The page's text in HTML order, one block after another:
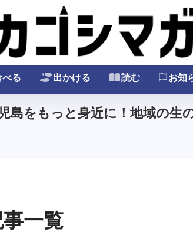
べる 出かける 読む お知
島をもっと身近に！地域の生
事一覧